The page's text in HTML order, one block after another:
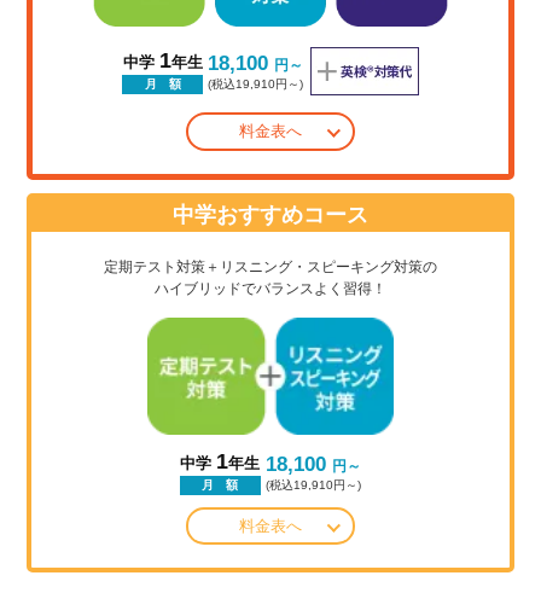
中学 1年生
月 額
18,100 円～
(税込19,910円～)
料金表へ
中学おすすめコース
定期テスト対策＋リスニング・スピーキング対策の
ハイブリッドでバランスよく習得！
中学 1年生
月 額
18,100 円～
(税込19,910円～)
料金表へ